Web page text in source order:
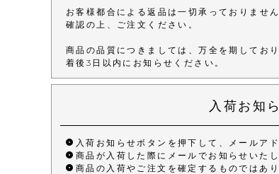
お客様都合による返品は一切承っておりませ
確認の上、ご注文ください。
商品の品質につきましては、万全を期してお
着後3日以内にお知らせください。
入荷お知
入荷お知らせボタンを押下して、メールア
商品が入荷した際にメールでお知らせいたし
商品の入荷やご注文を確定するものではあり